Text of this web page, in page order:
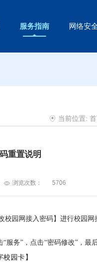
服务指南 网络安
当前位置: 首
重置说明
浏览次数： 5706
校园网接入密码】进行校园网
服务”，点击“密码修改”，最
园卡】